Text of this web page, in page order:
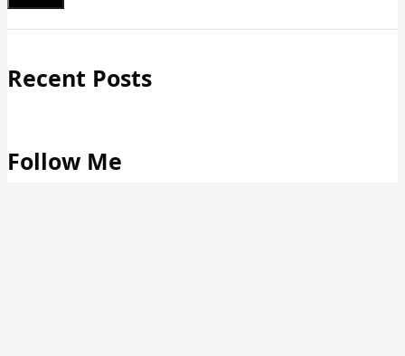
Schließen
Recent Posts
Follow Me